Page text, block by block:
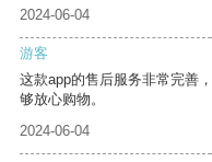
2024-06-04
游客
这款app的售后服务非常完善
够放心购物。
2024-06-04